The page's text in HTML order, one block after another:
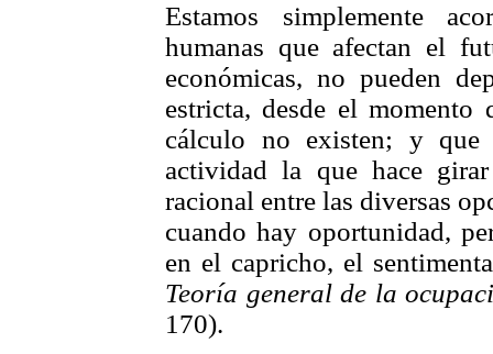
Estamos simplemente
humanas que afectan el
económicas, no pueden
estricta, desde el momento
cálculo no existen; y que
actividad la que hace
racional entre las diversas
cuando hay oportunidad,
en el capricho, el
Teoría general de la
170).